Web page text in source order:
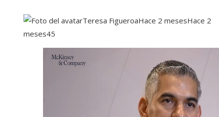
Teresa FigueroaHace 2 mesesHace 2
meses45